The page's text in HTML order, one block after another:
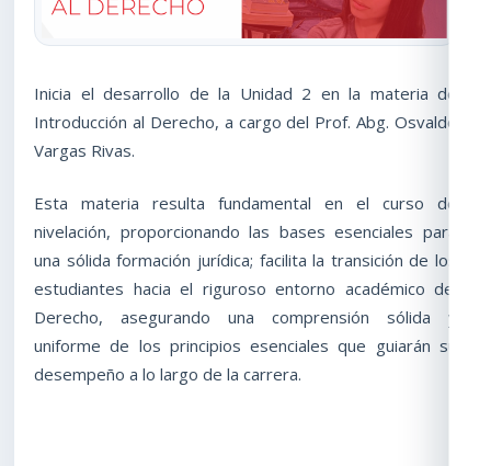
Inicia el desarrollo de la Unidad 2 en la materia de
Introducción al Derecho, a cargo del Prof. Abg. Osvaldo
Vargas Rivas.
Esta materia resulta fundamental en el curso de
nivelación, proporcionando las bases esenciales para
una sólida formación jurídica; facilita la transición de los
estudiantes hacia el riguroso entorno académico del
Derecho, asegurando una comprensión sólida y
uniforme de los principios esenciales que guiarán su
desempeño a lo largo de la carrera.